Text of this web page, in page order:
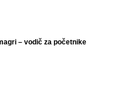
– vodič za početnike